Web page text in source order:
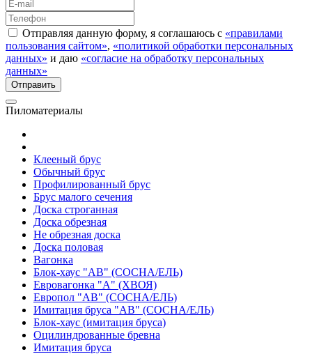
Отправляя данную форму, я соглашаюсь с «правилами
пользования сайтом», «политикой обработки персональных
данных» и даю «согласие на обработку персональных
данных»
Пиломатериалы
Клееный брус
Обычный брус
Профилированный брус
Брус малого сечения
Доска строганная
Доска обрезная
Не обрезная доска
Доска половая
Вагонка
Блок-хаус "АВ" (СОСНА/ЕЛЬ)
Евровагонка "А" (ХВОЯ)
Европол "АВ" (СОСНА/ЕЛЬ)
Имитация бруса "АВ" (СОСНА/ЕЛЬ)
Блок-хаус (имитация бруса)
Оцилиндрованные бревна
Имитация бруса